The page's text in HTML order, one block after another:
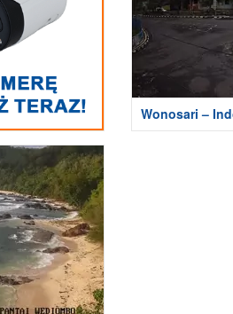
Wonosari –